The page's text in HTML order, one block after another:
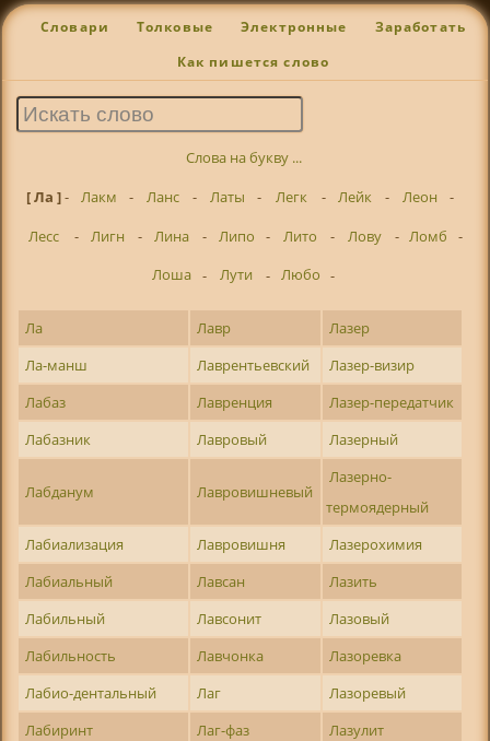
Словари Толковые Электронные Заработать
Как пишется слово
Слова на букву ...
[ Ла ]- Лакм - Ланс - Латы - Легк - Лейк - Леон
-
Лесс
- Лигн - Лина - Липо - Лито - Лову - Ломб
-
Лоша - Лути - Любо -
Ла Лавр
Лазер
Ла-манш
Лаврентьевский
Лазер-визир
Лабаз
Лавренция
Лазер-передатчик
Лабазник
Лавровый Лазерный
Лабданум Лавровишневый
Лазерно-
термоядерный
Лабиализация
Лавровишня
Лазерохимия
Лабиальный
Лавсан
Лазить
Лабильный
Лавсонит
Лазовый
Лабильность
Лавчонка
Лазоревка
Лабио-дентальный
Лаг
Лазоревый
Лабиринт
Лаг-фаз
Лазулит